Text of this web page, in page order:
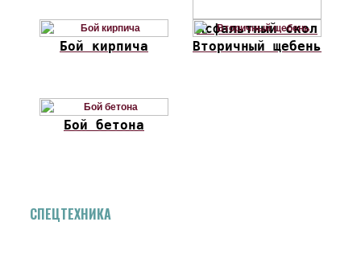
Асфальтный скол
Бой кирпича
Вторичный щебень
Бой бетона
СПЕЦТЕХНИКА